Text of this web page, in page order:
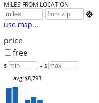
MILES FROM LOCATION

use map...
price
free
$ – $
avg: $8,793